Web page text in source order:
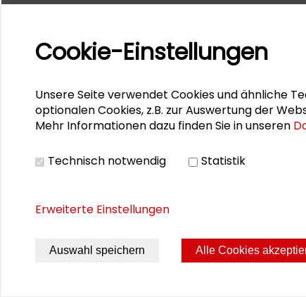
Ergebnisse dieses
Rebecca Niebler, die
„Abfallwirtschaftliche
Ansprechpartnerin istLaura
Seite drucken Sitemap
Cookie-Einstellungen
Unsere Seite verwendet Cookies und ähnliche
optionalen Cookies, z.B. zur Auswertung der
Mehr Informationen dazu finden Sie in unseren
Technisch notwendig Statistik
Erweiterte Einstellungen
Auswahl speichern Alle Cookies